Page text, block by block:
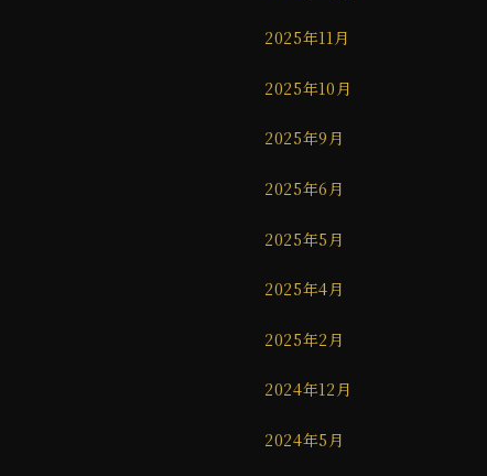
2025年11月
2025年10月
2025年9月
2025年6月
2025年5月
2025年4月
2025年2月
2024年12月
2024年5月